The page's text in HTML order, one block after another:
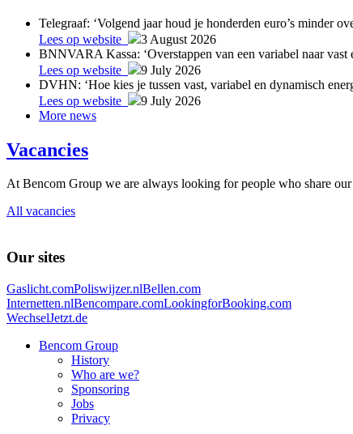
Telegraaf: ‘Volgend jaar houd je honderden euro’s minder
Lees op website
3 August 2026
BNNVARA Kassa: ‘Overstappen van een variabel naar vast
Lees op website
9 July 2026
DVHN: ‘Hoe kies je tussen vast, variabel en dynamisch
Lees op website
9 July 2026
More news
Vacancies
At Bencom Group we are always looking for people who share
All vacancies
Our sites
Gaslicht.comPoliswijzer.nlBellen.com
Internetten.nlBencompare.comLookingforBooking.com
WechselJetzt.de
Bencom Group
History
Who are we?
Sponsoring
Jobs
Privacy